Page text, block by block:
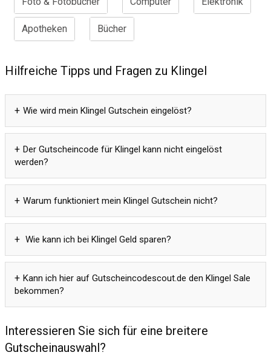
Apotheken Bücher
Hilfreiche Tipps und Fragen zu Klingel
Wie wird mein Klingel Gutschein eingelöst?
Der Gutscheincode für Klingel kann nicht eingelöst
werden?
Warum funktioniert mein Klingel Gutschein nicht?
Wie kann ich bei Klingel Geld sparen?
Kann ich hier auf Gutscheincodescout.de den Klingel Sale
bekommen?
Interessieren Sie sich für eine breitere
Gutscheinauswahl?